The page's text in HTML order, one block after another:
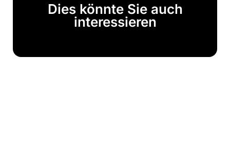
Dies könnte Sie auch
interessieren